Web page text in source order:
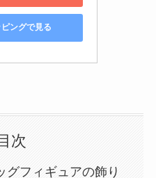
ングで見る
次
グフィギュアの飾り